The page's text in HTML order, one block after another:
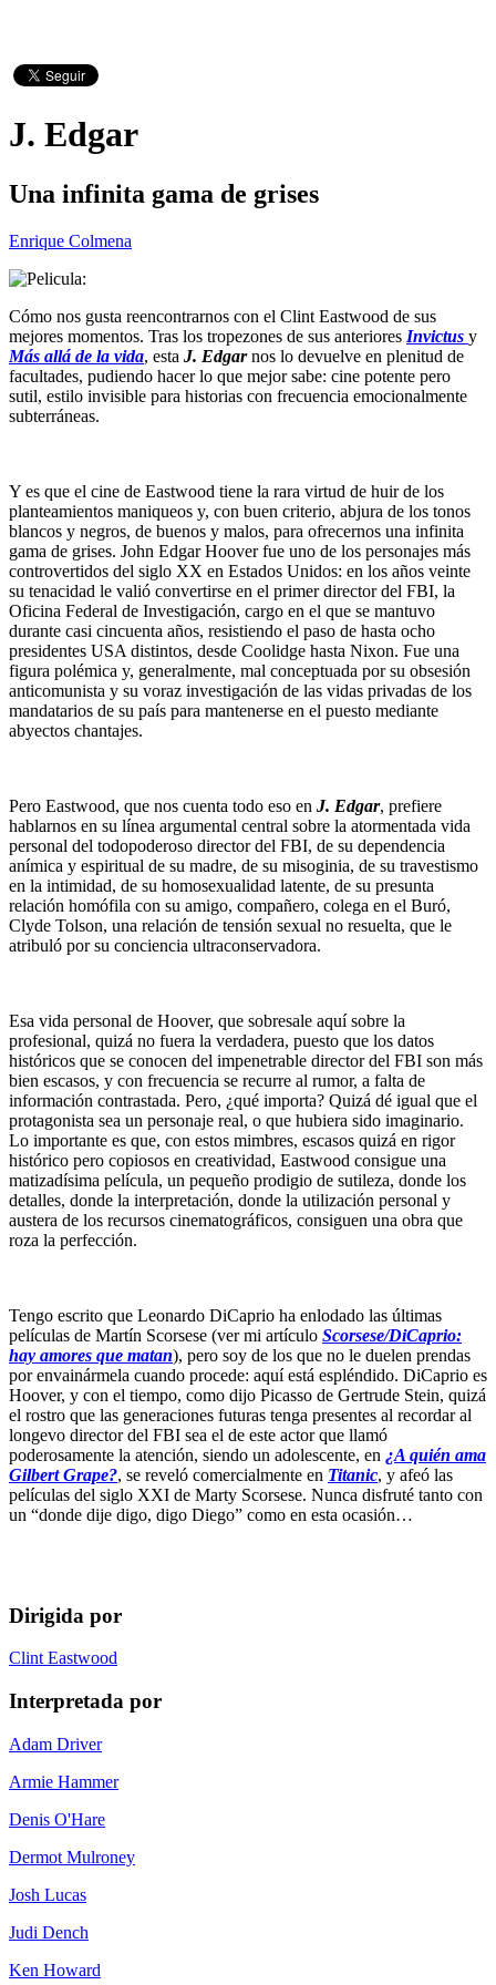
J. Edgar
Una infinita gama de grises
Enrique Colmena
Cómo nos gusta reencontrarnos con el Clint Eastwood de sus
mejores momentos. Tras los tropezones de sus anteriores Invictus y
Más allá de la vida, esta J. Edgarnos lo devuelve en plenitud de
facultades, pudiendo hacer lo que mejor sabe: cine potente pero
sutil, estilo invisible para historias con frecuencia emocionalmente
subterráneas.
Y es que el cine de Eastwood tiene la rara virtud de huir de los
planteamientos maniqueos y, con buen criterio, abjura de los tonos
blancos y negros, de buenos y malos, para ofrecernos una infinita
gama de grises. John Edgar Hoover fue uno de los personajes más
controvertidos del siglo XX en Estados Unidos: en los años veinte
su tenacidad le valió convertirse en el primer director del FBI, la
Oficina Federal de Investigación, cargo en el que se mantuvo
durante casi cincuenta años, resistiendo el paso de hasta ocho
presidentes USA distintos, desde Coolidge hasta Nixon. Fue una
figura polémica y, generalmente, mal conceptuada por su obsesión
anticomunista y su voraz investigación de las vidas privadas de los
mandatarios de su país para mantenerse en el puesto mediante
abyectos chantajes.
Pero Eastwood, que nos cuenta todo eso en J. Edgar, prefiere
hablarnos en su línea argumental central sobre la atormentada vida
personal del todopoderoso director del FBI, de su dependencia
anímica y espiritual de su madre, de su misoginia, de su travestismo
en la intimidad, de su homosexualidad latente, de su presunta
relación homófila con su amigo, compañero, colega en el Buró,
Clyde Tolson, una relación de tensión sexual no resuelta, que le
atribuló por su conciencia ultraconservadora.
Esa vida personal de Hoover, que sobresale aquí sobre la
profesional, quizá no fuera la verdadera, puesto que los datos
históricos que se conocen del impenetrable director del FBI son más
bien escasos, y con frecuencia se recurre al rumor, a falta de
información contrastada. Pero, ¿qué importa? Quizá dé igual que el
protagonista sea un personaje real, o que hubiera sido imaginario.
Lo importante es que, con estos mimbres, escasos quizá en rigor
histórico pero copiosos en creatividad, Eastwood consigue una
matizadísima película, un pequeño prodigio de sutileza, donde los
detalles, donde la interpretación, donde la utilización personal y
austera de los recursos cinematográficos, consiguen una obra que
roza la perfección.
Tengo escrito que Leonardo DiCaprio ha enlodado las últimas
películas de Martín Scorsese (ver mi artículo Scorsese/DiCaprio:
hay amores que matan), pero soy de los que no le duelen prendas
por envainármela cuando procede: aquí está espléndido. DiCaprio es
Hoover, y con el tiempo, como dijo Picasso de Gertrude Stein, quizá
el rostro que las generaciones futuras tenga presentes al recordar al
longevo director del FBI sea el de este actor que llamó
poderosamente la atención, siendo un adolescente, en ¿A quién ama
Gilbert Grape?, se reveló comercialmente en Titanic, y afeó las
películas del siglo XXI de Marty Scorsese. Nunca disfruté tanto con
un “donde dije digo, digo Diego” como en esta ocasión…
Dirigida por
Clint Eastwood
Interpretada por
Adam Driver
Armie Hammer
Denis O'Hare
Dermot Mulroney
Josh Lucas
Judi Dench
Ken Howard